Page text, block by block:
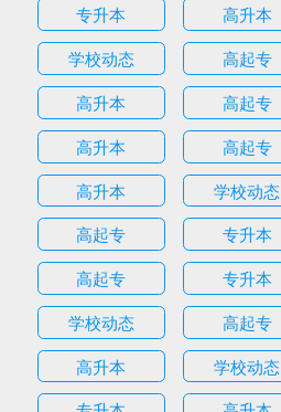
专升本
高升本
学校动态
高起专
高升本
高起专
高升本
高起专
高升本
学校动态
高起专
专升本
高起专
专升本
学校动态
高起专
高升本
学校动态